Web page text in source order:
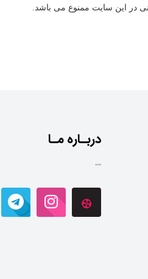
دربـاره مـا
""